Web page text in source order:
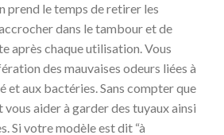
prend le temps de retirer les
dans le tambour et de
après chaque utilisation. Vous
des mauvaises odeurs liées à
et aux bactéries. Sans compter que
aider à garder des tuyaux ainsi
Si votre modèle est dit “à